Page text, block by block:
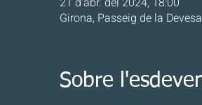
Girona, Passeig de la
Sobre